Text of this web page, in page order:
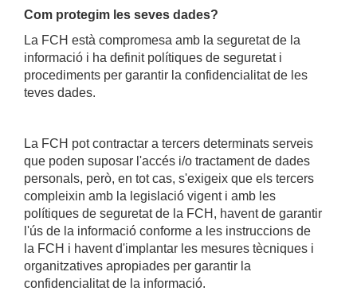
Com protegim les seves dades?
La FCH està compromesa amb la seguretat de la
informació i ha definit polítiques de seguretat i
procediments per garantir la confidencialitat de les
teves dades.
La FCH pot contractar a tercers determinats serveis
que poden suposar l'accés i/o tractament de dades
personals, però, en tot cas, s'exigeix que els tercers
compleixin amb la legislació vigent i amb les
polítiques de seguretat de la FCH, havent de garantir
l'ús de la informació conforme a les instruccions de
la FCH i havent d'implantar les mesures tècniques i
organitzatives apropiades per garantir la
confidencialitat de la informació.